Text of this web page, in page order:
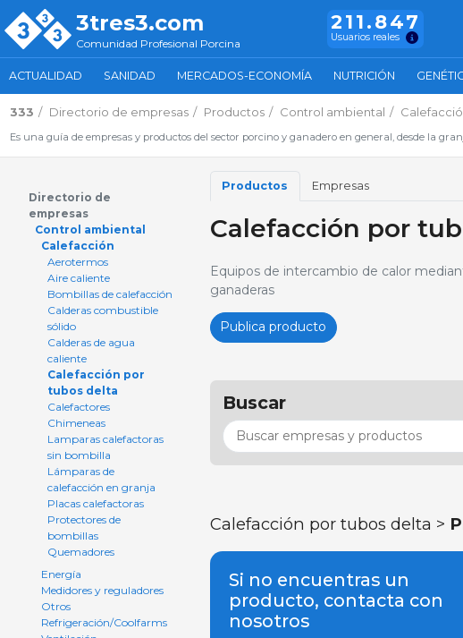
3tres3.com
Comunidad Profesional Porcina
211.847
Usuarios reales
ACTUALIDAD SANIDAD MERCADOS-ECONOMÍA NUTRICIÓN
333 Directorio de empresas Productos Control ambiental
Es una guía de empresas y productos del sector porcino y ganadero en general, desde la
Directorio de
empresas
Control ambiental
Calefacción
Aerotermos
Aire caliente
Bombillas de calefacción
Calderas combustible
sólido
Calderas de agua
caliente
Calefacción por
tubos delta
Calefactores
Chimeneas
Lamparas calefactoras
sin bombilla
Lámparas de
calefacción en granja
Placas calefactoras
Protectores de
bombillas
Quemadores
Energía
Medidores y reguladores
Otros
Refrigeración/Coolfarms
Productos Empresas
Calefacción por
Equipos de intercambio de calor
ganaderas
Publica producto
Buscar
Calefacción por tubos delta >
Si no encuentras un
producto, contacta con
nosotros